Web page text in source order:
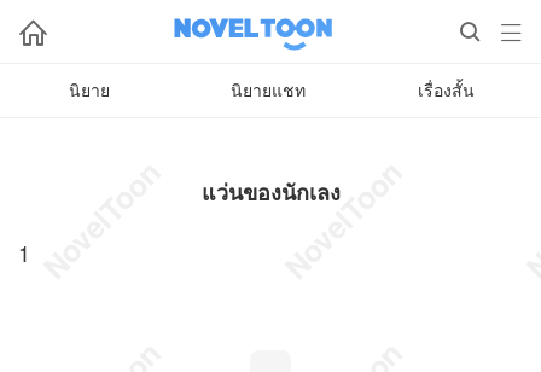
  
นิยาย นิยายแชท เรื่องสั้น
แว่นของนักเลง
1